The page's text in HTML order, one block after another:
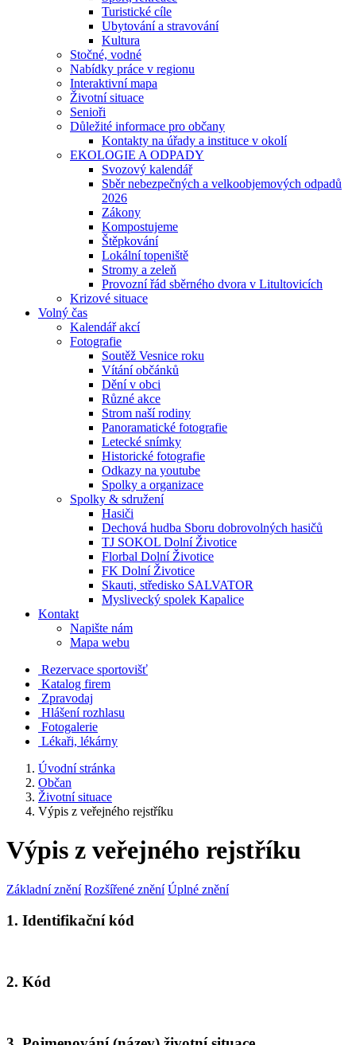
Turistické cíle
Ubytování a stravování
Kultura
Stočné, vodné
Nabídky práce v regionu
Interaktivní mapa
Životní situace
Senioři
Důležité informace pro občany
Kontakty na úřady a instituce v okolí
EKOLOGIE A ODPADY
Svozový kalendář
Sběr nebezpečných a velkoobjemových odpadů
2026
Zákony
Kompostujeme
Štěpkování
Lokální topeniště
Stromy a zeleň
Provozní řád sběrného dvora v Litultovicích
Krizové situace
Volný čas
Kalendář akcí
Fotografie
Soutěž Vesnice roku
Vítání občánků
Dění v obci
Různé akce
Strom naší rodiny
Panoramatické fotografie
Letecké snímky
Historické fotografie
Odkazy na youtube
Spolky a organizace
Spolky & sdružení
Hasiči
Dechová hudba Sboru dobrovolných hasičů
TJ SOKOL Dolní Životice
Florbal Dolní Životice
FK Dolní Životice
Skauti, středisko SALVATOR
Myslivecký spolek Kapalice
Kontakt
Napište nám
Mapa webu
Rezervace sportovišť
Katalog firem
Zpravodaj
Hlášení rozhlasu
Fotogalerie
Lékaři, lékárny
Úvodní stránka
Občan
Životní situace
Výpis z veřejného rejstříku
Výpis z veřejného rejstříku
Základní znění Rozšířené znění Úplné znění
1. Identifikační kód
2. Kód